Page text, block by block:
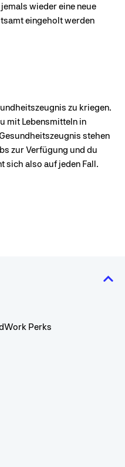
wieder eine neue
eingeholt werden
zu kriegen.
mit Lebensmitteln in
stehen
zur Verfügung und du
sich also auf jeden Fall.
Perks